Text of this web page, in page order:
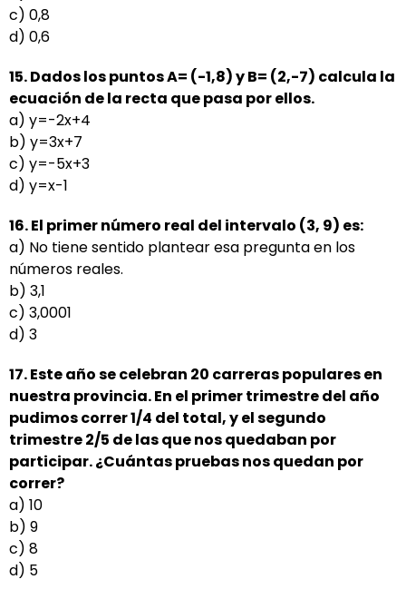
c) 0,8
d) 0,6
15. Dados los puntos A= (-1,8) y B= (2,-7) calcula la
ecuación de la recta que pasa por ellos.
a) y=-2x+4
b) y=3x+7
c) y=-5x+3
d) y=x-1
16. El primer número real del intervalo (3, 9) es:
a) No tiene sentido plantear esa pregunta en los
números reales.
b) 3,1
c) 3,0001
d) 3
17. Este año se celebran 20 carreras populares en
nuestra provincia. En el primer trimestre del año
pudimos correr 1/4 del total, y el segundo
trimestre 2/5 de las que nos quedaban por
participar.¿Cuántas pruebas nos quedan por
correr?
a) 10
b) 9
c) 8
d) 5